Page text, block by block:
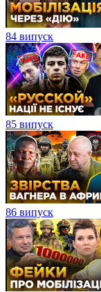
84 випуск
85 випуск
86 випуск